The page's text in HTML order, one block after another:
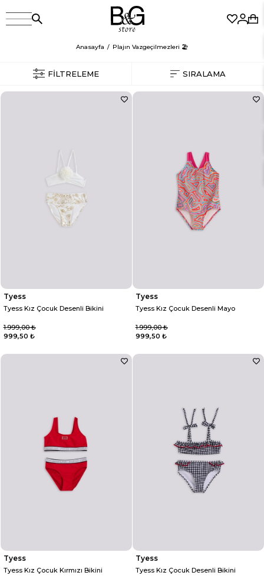
Anasayfa Plajın Vazgeçilmezleri 🏖️
FILTRELEME SIRALAMA
Tyess
Tyess Kız Çocuk Desenli Bikini
999,50 ₺
1.999,00 ₺
Tyess
Tyess Kız Çocuk Desenli Mayo
999,50 ₺
1.999,00 ₺
Tyess
Tyess Kız Çocuk Kırmızı Bikini
Tyess
Tyess Kız Çocuk Desenli Bikini